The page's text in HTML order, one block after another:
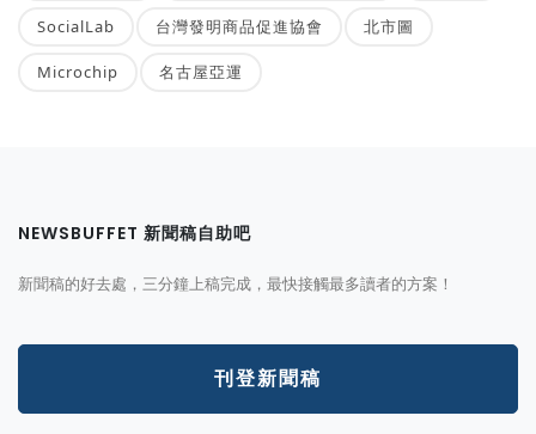
SocialLab 台灣發明商品促進協會 北市圖
Microchip 名古屋亞運
NEWSBUFFET 新聞稿自助吧
新聞稿的好去處，三分鐘上稿完成，最快接觸最多讀者的方案！
刊登新聞稿